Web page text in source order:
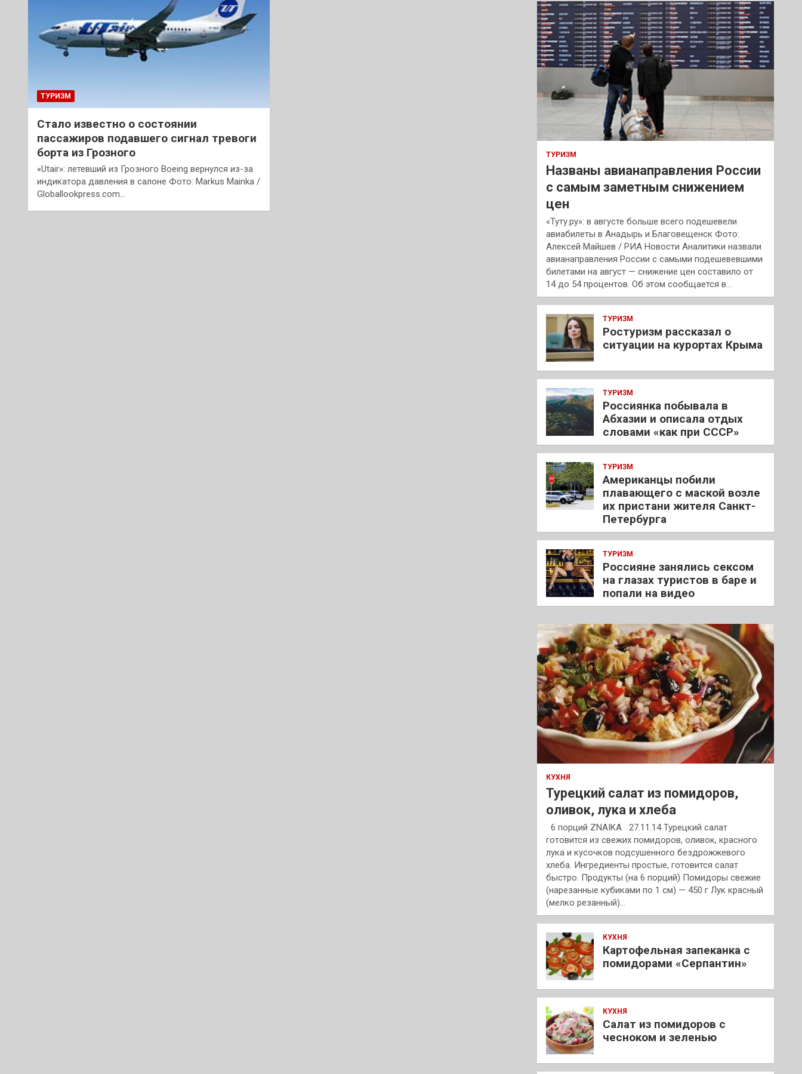
ТУРИЗМ
Стало известно о состоянии
пассажиров подавшего сигнал тревоги
борта из Грозного
«Utair»: летевший из Грозного Boeing вернулся из-за
индикатора давления в салоне Фото: Markus Mainka /
Globallookpress.com…
к
ТУРИЗМ
Названы авианаправления России
с самым заметным снижением
цен
«Туту.ру»: в августе больше всего подешевели
авиабилеты в Анадырь и Благовещенск Фото:
Алексей Майшев / РИА Новости Аналитики назвали
авианаправления России с самыми подешевевшими
билетами на август — снижение цен составило от
14 до 54 процентов. Об этом сообщается в…
ТУРИЗМ
Ростуризм рассказал о
ситуации на курортах Крыма
ТУРИЗМ
Россиянка побывала в
Абхазии и описала отдых
словами «как при СССР»
ТУРИЗМ
Американцы побили
плавающего с маской возле
их пристани жителя Санкт-
Петербурга
ТУРИЗМ
Россияне занялись сексом
на глазах туристов в баре и
попали на видео
КУХНЯ
Турецкий салат из помидоров,
оливок, лука и хлеба
6 порций ZNAIKA 27.11.14 Турецкий салат
готовится из свежих помидоров, оливок, красного
лука и кусочков подсушенного бездрожжевого
хлеба. Ингредиенты простые, готовится салат
быстро. Продукты (на 6 порций) Помидоры свежие
(нарезанные кубиками по 1 см) — 450 г Лук красный
(мелко резанный)…
КУХНЯ
Картофельная запеканка с
помидорами «Серпантин»
КУХНЯ
Салат из помидоров с
чесноком и зеленью